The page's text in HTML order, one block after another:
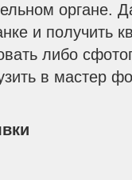
органе.
и получить
либо
в мастер